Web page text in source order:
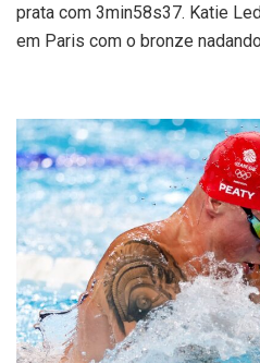
prata com 3min58s37. Katie
em Paris com o bronze